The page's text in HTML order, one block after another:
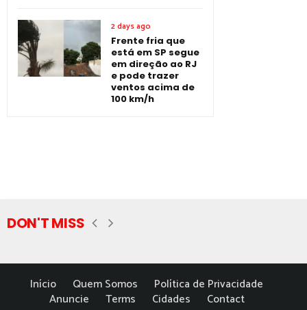
2 days ago
Frente fria que
está em SP segue
em direção ao RJ
e pode trazer
ventos acima de
100 km/h
DON'T MISS
Início Quem Somos
Política de Privacidade
Anuncie
Terms Cidades Contact